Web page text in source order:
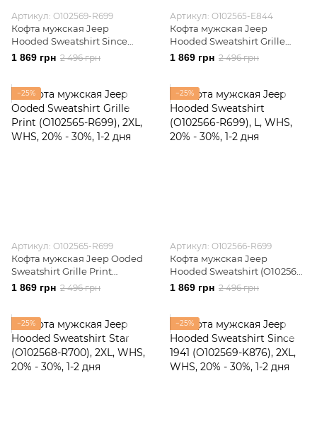
Артикул: O102569-R699
Кофта мужская Jeep
Hooded Sweatshirt Since
1941 (O102569-R699)
1 869 грн 2 496 грн
Артикул: O102565-E844
Кофта мужская Jeep
Hooded Sweatshirt Grille
Print (O102565-E844)
1 869 грн 2 496 грн
−25%
Артикул: O102565-R699
Кофта мужская Jeep Ooded
Sweatshirt Grille Print
(O102565-R699)
1 869 грн 2 496 грн
−25%
Артикул: O102566-R699
Кофта мужская Jeep
Hooded Sweatshirt (O102566-
R699)
1 869 грн 2 496 грн
−25% −25%